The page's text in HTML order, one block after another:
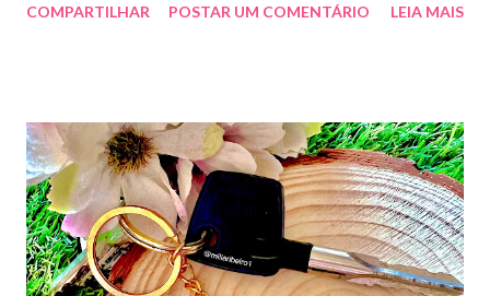
excesso de oleosidade da pele . Indicados para todos os tipos
deixa a pele limpinha , hidratada e viçosa. Estou adorando . Vale
cada centavo . Paguei R$148,00.
COMPARTILHAR POSTAR UM COMENTÁRIO LEIA MAIS